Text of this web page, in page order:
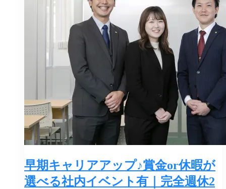
早期キャリアアップ♪賞金or休暇が
選べる社内イベント有｜完全週休2